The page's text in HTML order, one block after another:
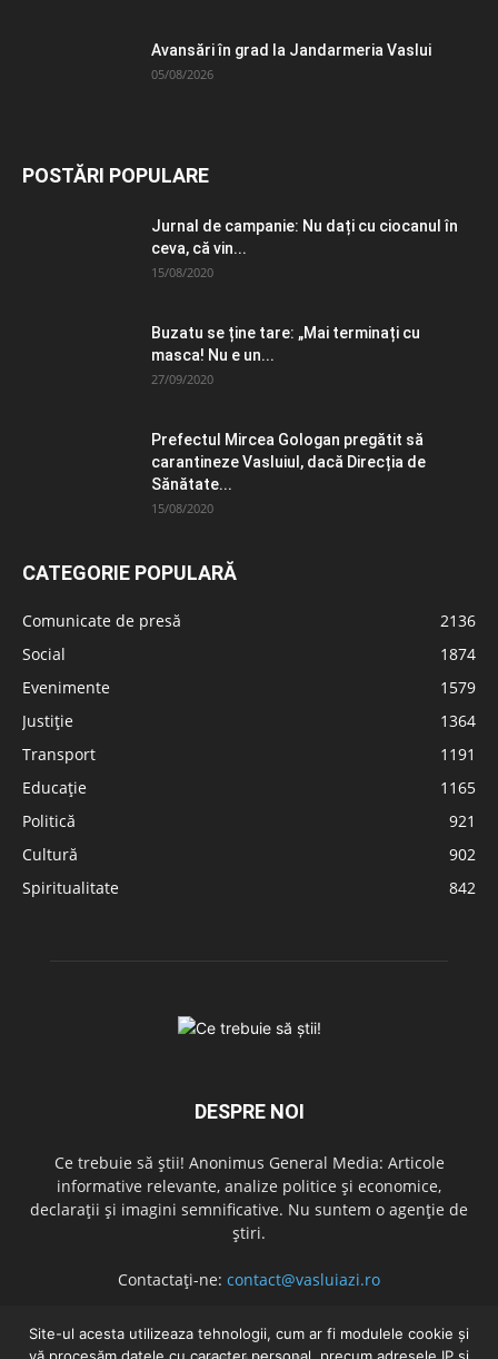
Avansări în grad la Jandarmeria Vaslui
05/08/2026
POSTĂRI POPULARE
Jurnal de campanie: Nu dați cu ciocanul în
ceva, că vin...
15/08/2020
Buzatu se ține tare: „Mai terminați cu
masca! Nu e un...
27/09/2020
Prefectul Mircea Gologan pregătit să
carantineze Vasluiul, dacă Direcția de
Sănătate...
15/08/2020
CATEGORIE POPULARĂ
Comunicate de presă
2136
Social
1874
Evenimente
1579
Justiție
1364
Transport
1191
Educație
1165
Politică
921
Cultură
902
Spiritualitate
842
DESPRE NOI
Ce trebuie să știi! Anonimus General Media: Articole
informative relevante, analize politice și economice,
declarații și imagini semnificative. Nu suntem o agenție de
știri.
Contactați-ne: contact@vasluiazi.ro
Site-ul acesta utilizeaza tehnologii, cum ar fi modulele cookie și